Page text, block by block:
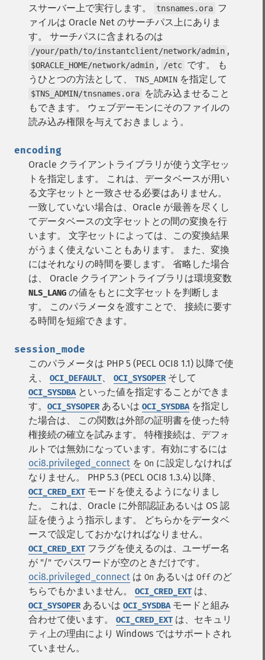
スサーバー上で実行します。
tnsnames.ora フ
ァイルは Oracle Net のサーチパス上にありま
す。 サーチパスに含まれるのは
/your/path/to/instantclient/network/admin ,
$ORACLE_HOME/network/admin , /etc です。 も
うひとつの方法として、 TNS_ADMIN を指定して
$TNS_ADMIN/tnsnames.ora
を読み込ませること
もできます。 ウェブデーモンにそのファイルの
読み込み権限を与えておきましょう。
encoding
Oracle クライアントライブラリが使う文字セッ
トを指定します。 これは、データベースが用い
る文字セットと一致させる必要はありません。
一致していない場合は、Oracle が最善を尽くし
てデータベースの文字セットとの間の変換を行
います。 文字セットによっては、この変換結果
がうまく使えないこともあります。 また、変換
にはそれなりの時間を要します。 省略した場合
は、 Oracle クライアントライブラリは環境変数
NLS_LANG の値をもとに文字セットを判断しま
す。
このパラメータを渡すことで、 接続に要す
る時間を短縮できます。
session_mode
このパラメータは PHP 5 (PECL OCI8 1.1) 以降で使
え、 OCI_DEFAULT、 OCI_SYSOPERそして
OCI_SYSDBAといった値を指定することができま
す。 OCI_SYSOPERあるいは OCI_SYSDBAを指定し
た場合は、 この関数は外部の証明書を使った特
権接続の確立を試みます。 特権接続は、デフォ
ルトでは無効になっています。有効にするには
oci8.privileged_connect を On に設定しなければ
なりません。 PHP 5.3 (PECL OCI8 1.3.4) 以降、
OCI_CRED_EXT モードを使えるようになりまし
た。 これは、Oracle に外部認証あるいは OS 認
証を使うよう指示します。 どちらかをデータベ
ースで設定しておかなければなりません。
OCI_CRED_EXT フラグを使えるのは、ユーザー名
が "/" でパスワードが空のときだけです。
oci8.privileged_connect は On あるいは Off のど
ちらでもかまいません。 OCI_CRED_EXT は、
OCI_SYSOPERあるいは OCI_SYSDBAモードと組み
合わせて使います。 OCI_CRED_EXT は、セキュリ
ティ上の理由により Windows ではサポートされ
ていません。